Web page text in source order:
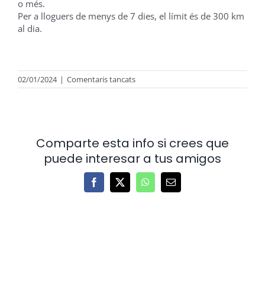
o més.
Per a lloguers de menys de 7 dies, el límit és de 300 km
al dia.
02/01/2024 | Comentaris tancatsa
¿Hi
Comparte esta info si crees que
puede interesar a tus amigos
Facebook
X WhatsAppEmail: